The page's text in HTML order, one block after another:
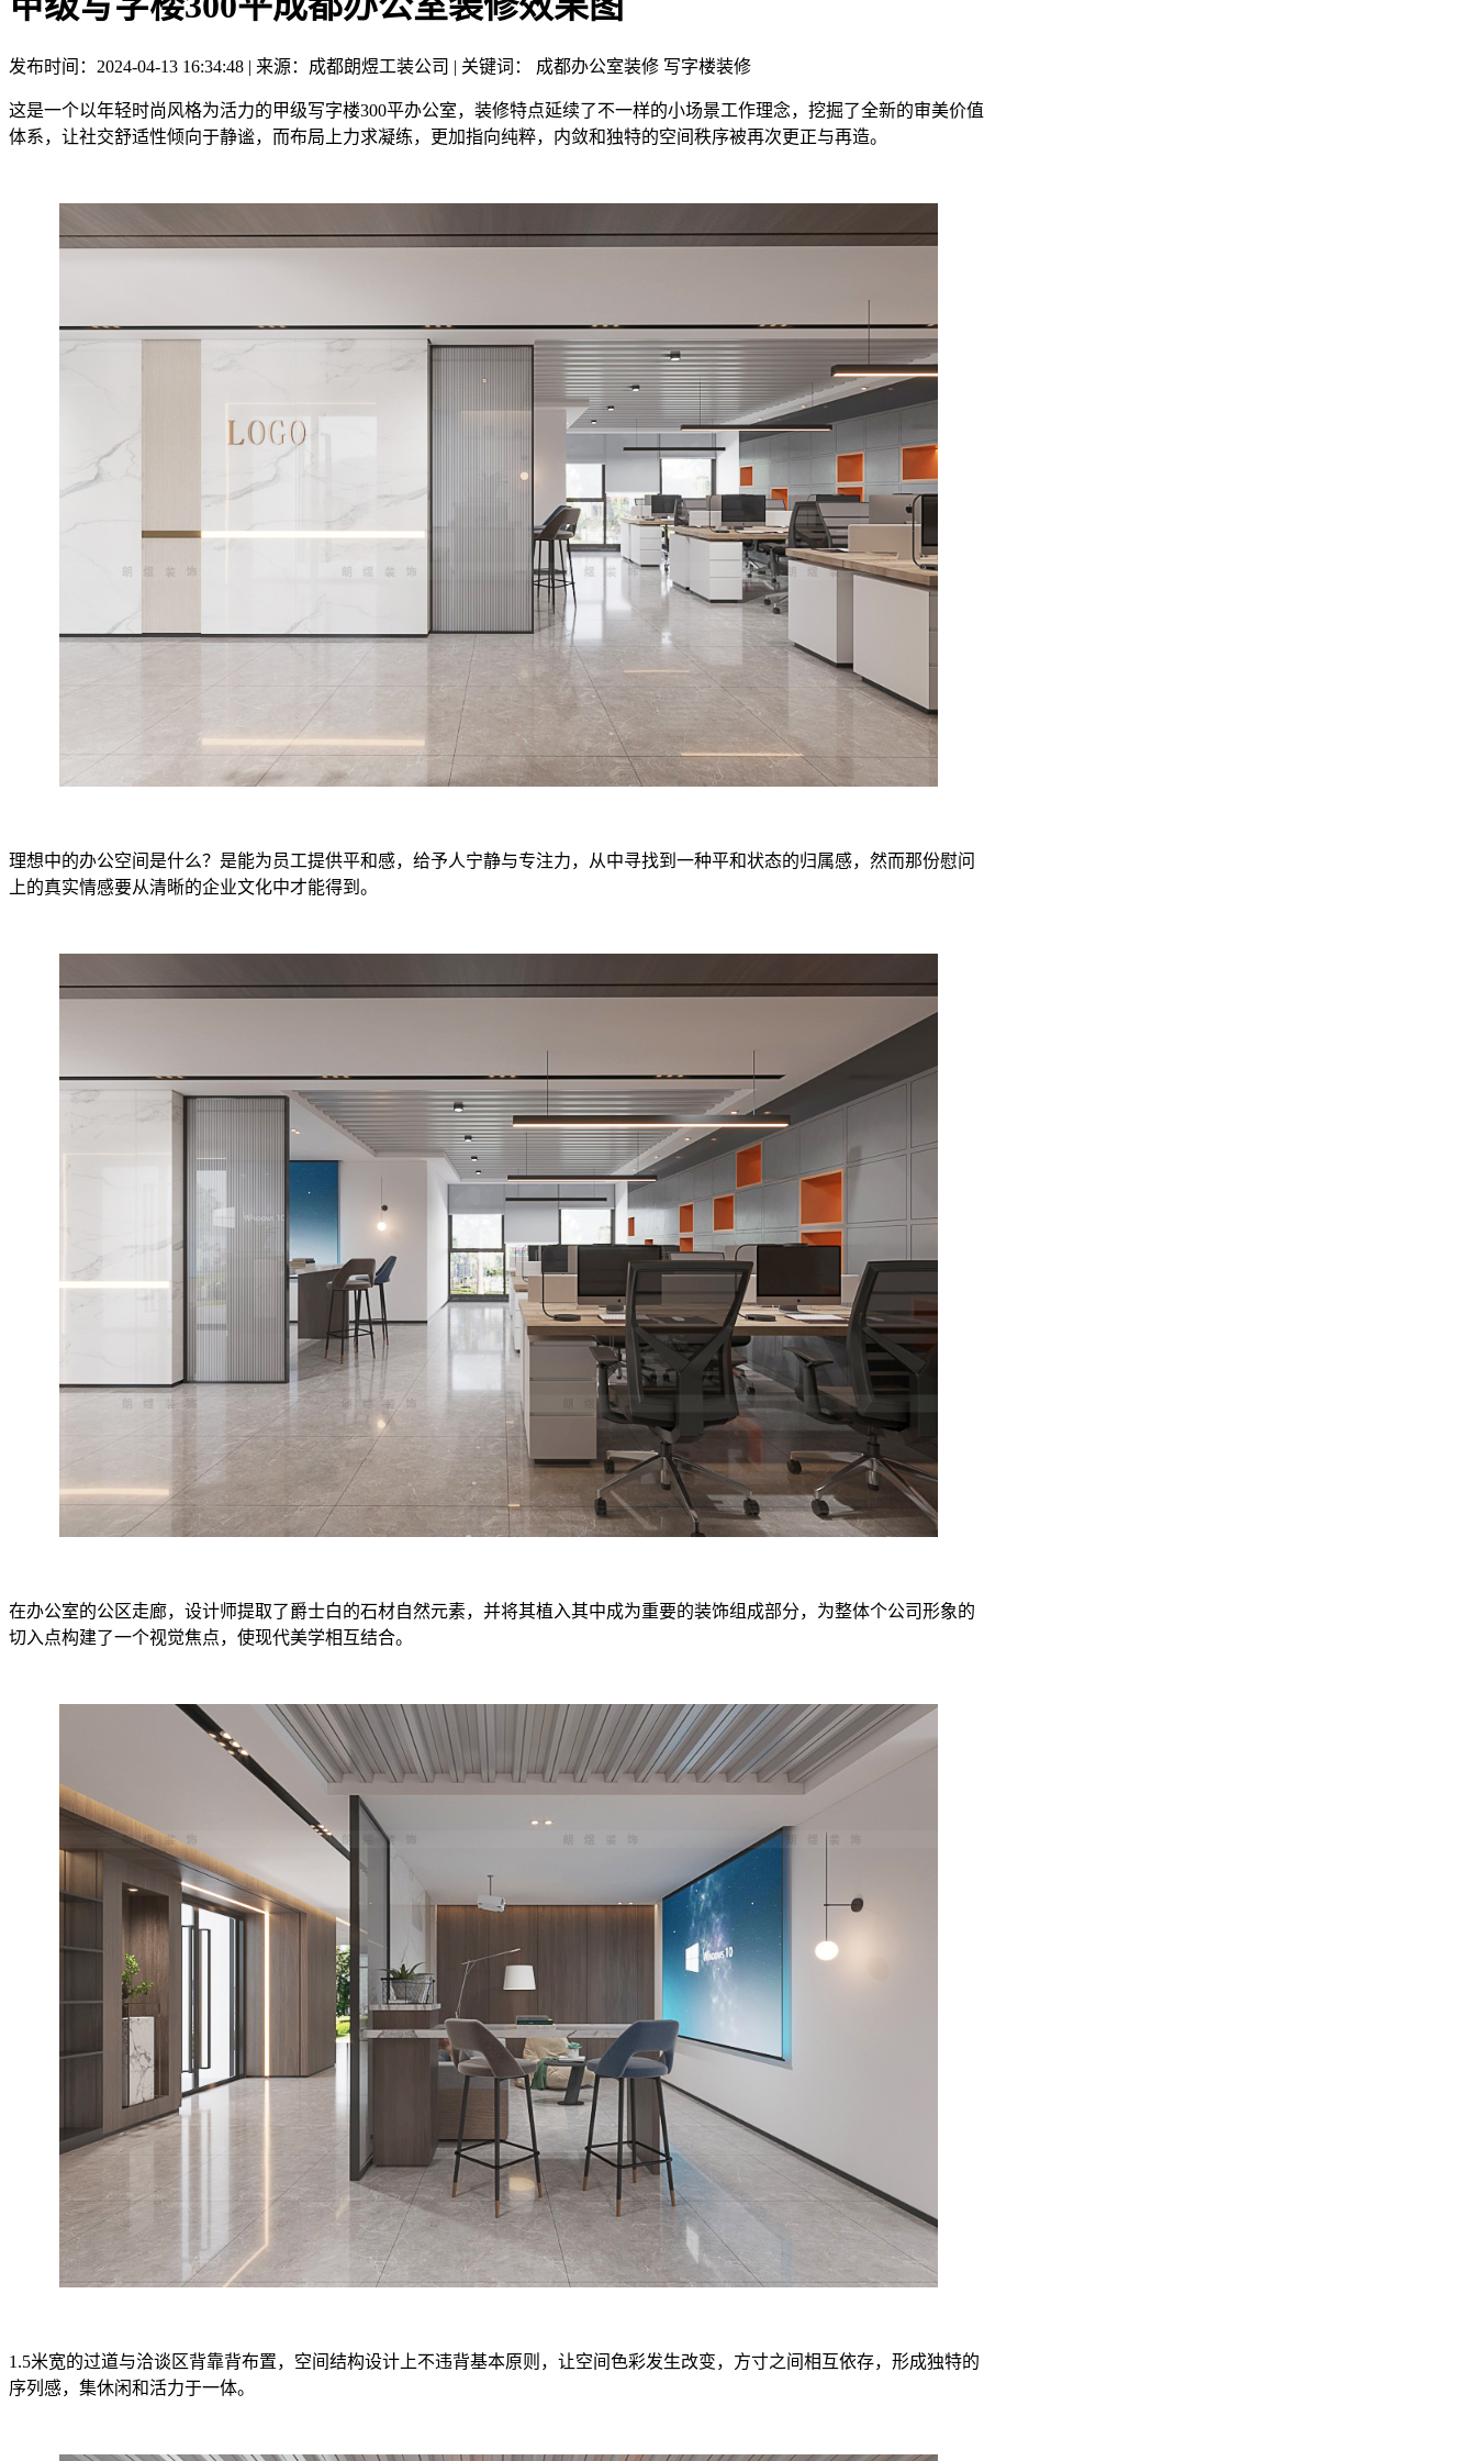
发布时间：2024-04-13 16:34:48 | 来源：成都朗煜工装公司 | 关键词： 成都办公室装修 写字楼装修
这是一个以年轻时尚风格为活力的甲级写字楼300平办公室，装修特点延续了不一样的小场景工作理念，挖掘了全新的审美价值
体系，让社交舒适性倾向于静谧，而布局上力求凝练，更加指向纯粹，内敛和独特的空间秩序被再次更正与再造。
理想中的办公空间是什么？是能为员工提供平和感，给予人宁静与专注力，从中寻找到一种平和状态的归属感，然而那份慰问
上的真实情感要从清晰的企业文化中才能得到。
在办公室的公区走廊，设计师提取了爵士白的石材自然元素，并将其植入其中成为重要的装饰组成部分，为整体个公司形象的
切入点构建了一个视觉焦点，使现代美学相互结合。
1.5米宽的过道与洽谈区背靠背布置，空间结构设计上不违背基本原则，让空间色彩发生改变，方寸之间相互依存，形成独特的
序列感，集休闲和活力于一体。